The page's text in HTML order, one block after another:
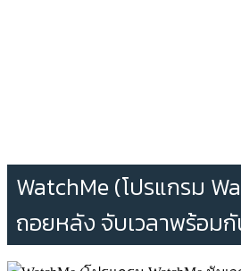
WatchMe (โปรแกรม
ถอยหลัง จับเวลาพร้อม